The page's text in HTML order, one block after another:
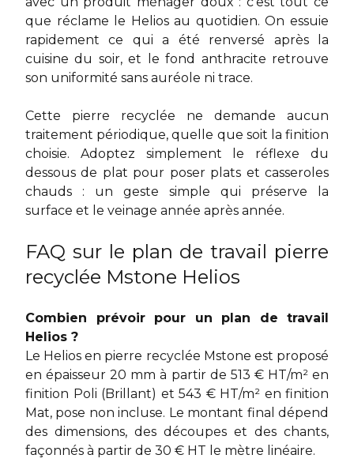
que réclame le Helios au quotidien. On essuie
rapidement ce qui a été renversé après la
cuisine du soir, et le fond anthracite retrouve
son uniformité sans auréole ni trace.
Cette pierre recyclée ne demande aucun
traitement périodique, quelle que soit la finition
choisie. Adoptez simplement le réflexe du
dessous de plat pour poser plats et casseroles
chauds : un geste simple qui préserve la
surface et le veinage année après année.
FAQ sur le plan de travail pierre
recyclée Mstone Helios
Combien prévoir pour un plan de travail
Helios ?
Le Helios en pierre recyclée Mstone est proposé
en épaisseur 20 mm à partir de 513 € HT/m² en
finition Poli (Brillant) et 543 € HT/m² en finition
Mat, pose non incluse. Le montant final dépend
des dimensions, des découpes et des chants,
façonnés à partir de 30 € HT le mètre linéaire.